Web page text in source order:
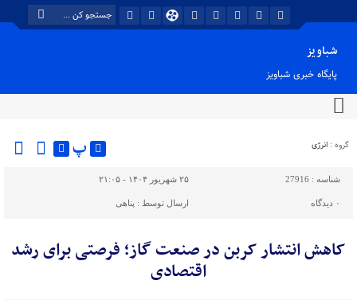
شباویز
پایگاه خبری شباویز
گروه : انرژی پ
شناسه : 27916 ۲۵ شهریور ۱۴۰۴ - ۲۱:۰۵
۰ دیدگاه ارسال توسط : پناهی
کاهش انتشار کربن در صنعت گاز؛ فرصتی برای رشد
اقتصادی